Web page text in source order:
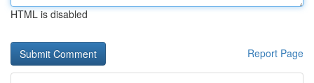
HTML is disabled
Report Page